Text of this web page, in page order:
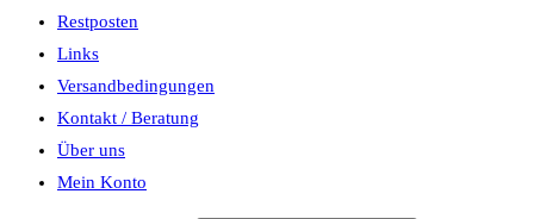
Restposten
Links
Versandbedingungen
Kontakt / Beratung
Über uns
Mein Konto